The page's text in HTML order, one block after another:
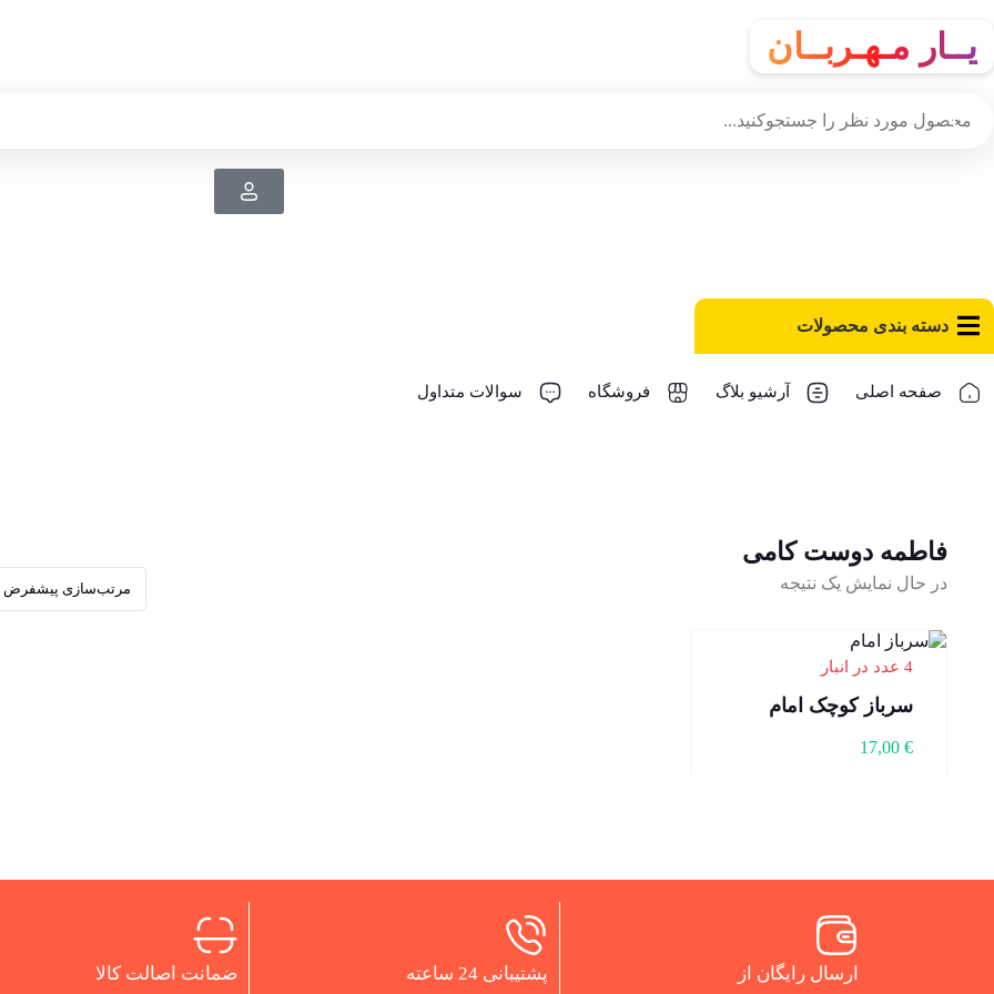
یــار مـهـربــان
دسته‌ بندی محصولات
صفحه اصلی آرشیو بلاگ فروشگاه سوالات متداول
فاطمه دوست کامی
در حال نمایش یک نتیجه
4 عدد در انبار
سرباز کوچک امام
17,00 €
ارسال رایگان از پشتیبانی 24 ساعته ضمانت اصالت کالا